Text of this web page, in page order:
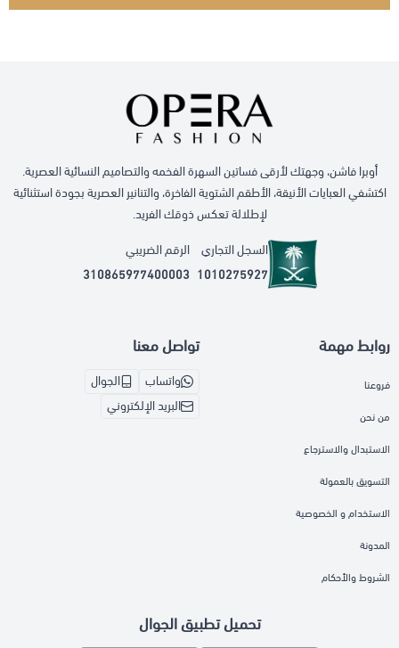
أوبرا فاشن، وجهتك لأرقى فساتين السهرة الفخمه والتصاميم النسائية العصرية.
اكتشفي العبايات الأنيقة، الأطقم الشتوية الفاخرة، والتنانير العصرية بجودة استثنائية
لإطلالة تعكس ذوقك الفريد.
السجل التجاري
1010275927
الرقم الضريبي
310865977400003
روابط مهمة
فروعنا
من نحن
الاستبدال والاسترجاع
التسويق بالعمولة
الاستخدام و الخصوصية
المدونة
الشروط والأحكام
تواصل معنا
واتساب
الجوال
البريد الإلكتروني
تحميل تطبيق الجوال